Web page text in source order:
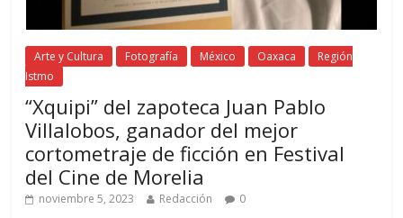
Arte y Cultura Fotografía México Oaxaca
Región
Istmo
“Xquipi” del zapoteca Juan Pablo
Villalobos, ganador del mejor
cortometraje de ficción en Festival
del Cine de Morelia
noviembre 5, 2023 Redacción 0